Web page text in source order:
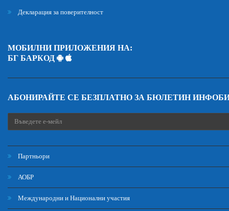
Декларация за поверителност
МОБИЛНИ ПРИЛОЖЕНИЯ НА:
БГ БАРКОД
АБОНИРАЙТЕ СЕ БЕЗПЛАТНО ЗА БЮЛЕТИН
Партньори
АОБР
Международни и Национални участия